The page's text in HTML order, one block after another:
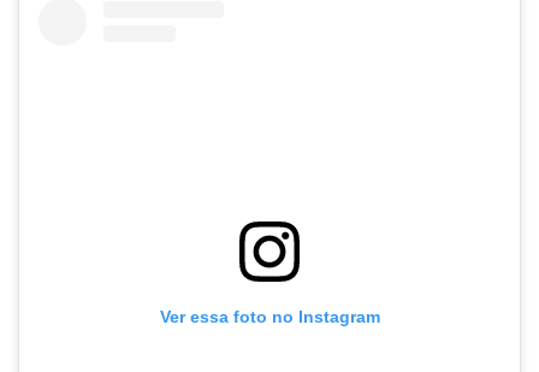
Ver essa foto no Instagram